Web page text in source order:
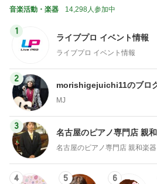
音楽活動・楽器 14,298人参加中
1
ライブプロ イベント情報
ライブプロ イベント情報
2
morishigejuichi11のブロ
MJ
3
名古屋のピアノ専門店 親
名古屋のピアノ専門店 親和楽
4 5 6